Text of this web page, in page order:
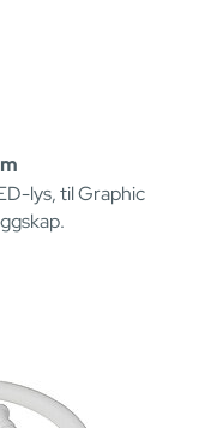
lys, til Graphic